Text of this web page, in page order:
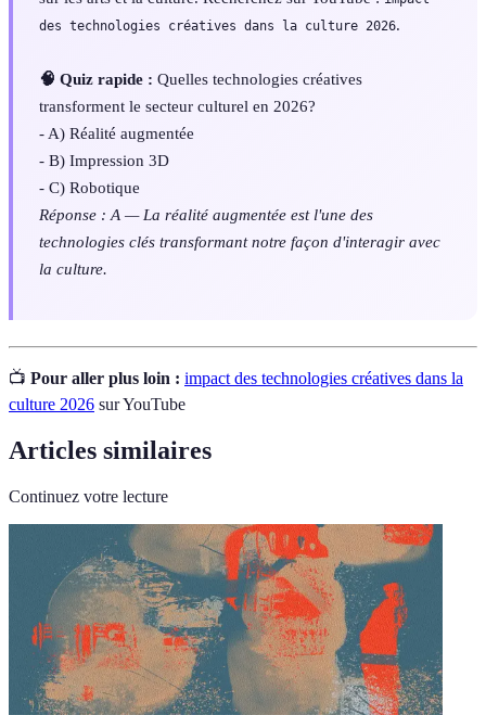
des technologies créatives dans la culture 2026.
🧠 Quiz rapide : Quelles technologies créatives
transforment le secteur culturel en 2026?
- A) Réalité augmentée
- B) Impression 3D
- C) Robotique
Réponse : A — La réalité augmentée est l'une des
technologies clés transformant notre façon d'interagir avec
la culture.
📺 Pour aller plus loin : impact des technologies créatives dans la
culture 2026 sur YouTube
Articles similaires
Continuez votre lecture